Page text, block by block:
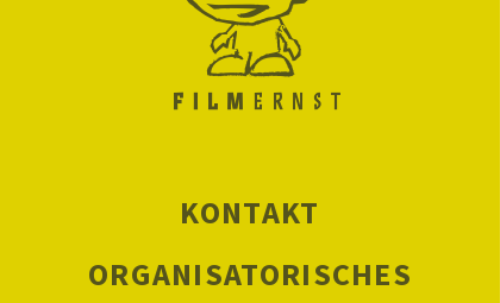
KONTAKT
ORGANISATORISCHES